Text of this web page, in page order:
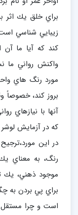
براي خلق يك اثر
زيبايي شناسي
كند كه آيا ما آن
واكنش رواني
مورد رنگ هاي
بروز كند، خصوصاً
آنها با نيازهاي
كه در آزمايش لوشر
در اين
رنگ، به معناي
موجود ذهني، يك
براي پي بردن به
است و چرا مستقل